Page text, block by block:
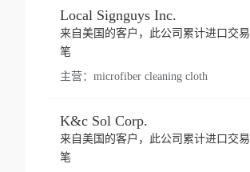
Local Signguys Inc.
来自美国的客户，此公司累计进口交易
笔
主营： microfiber cleaning cloth
K&c Sol Corp.
来自美国的客户，此公司累计进口交易
笔